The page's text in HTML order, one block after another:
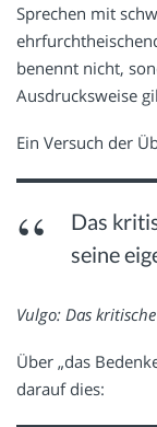
Sprechen mit
benennt nicht,
Ausdrucksweise
Ein Versuch der
Das
seine
Vulgo: Das
Über „das
darauf dies: